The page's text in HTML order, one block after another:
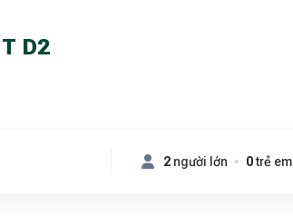
D2
2 người lớn 0trẻ em